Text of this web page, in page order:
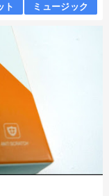
ト ミュージック